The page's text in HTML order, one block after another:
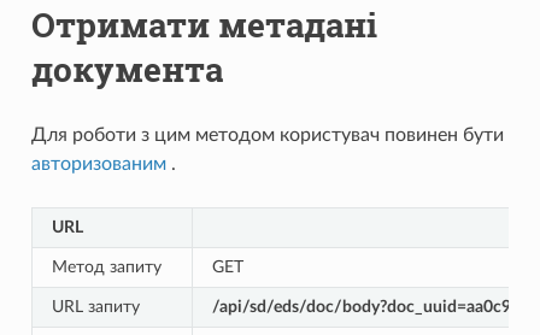
Отримати метадані
документа
Для роботи з цим методом користувач повинен бути
авторизованим.
URL
Метод запиту GET
URL запиту /api/sd/eds/doc/